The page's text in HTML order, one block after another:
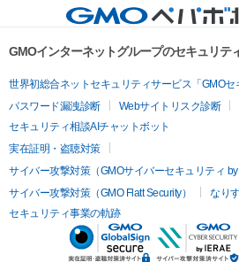
GMOインターネットグループのセキュリテ
世界初総合ネットセキュリティサービス「GMOセ
パスワード漏洩診断
Webサイトリスク診断
セキュリティ相談AIチャットボット
実在証明・盗聴対策
サイバー攻撃対策（GMOサイバーセキュリティ by
サイバー攻撃対策（GMO Flatt Security）
なり
セキュリティ事業の軌跡